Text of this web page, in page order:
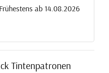
ab 14.08.2026
Tintenpatronen